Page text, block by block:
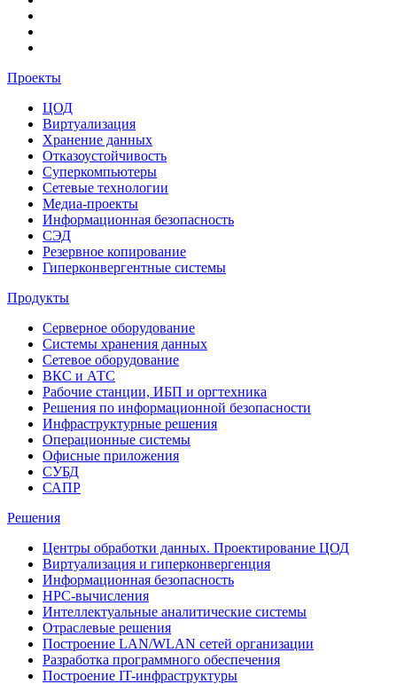
Проекты
ЦОД
Виртуализация
Хранение данных
Отказоустойчивость
Суперкомпьютеры
Сетевые технологии
Медиа-проекты
Информационная безопасность
СЭД
Резервное копирование
Гиперконвергентные системы
Продукты
Серверное оборудование
Системы хранения данных
Сетевое оборудование
ВКС и АТС
Рабочие станции, ИБП и оргтехника
Решения по информационной безопасности
Инфраструктурные решения
Операционные системы
Офисные приложения
СУБД
САПР
Решения
Центры обработки данных. Проектирование ЦОД
Виртуализация и гиперконвергенция
Информационная безопасность
HPC-вычисления
Интеллектуальные аналитические системы
Отраслевые решения
Построение LAN/WLAN сетей организации
Разработка программного обеспечения
Построение IT-инфраструктуры